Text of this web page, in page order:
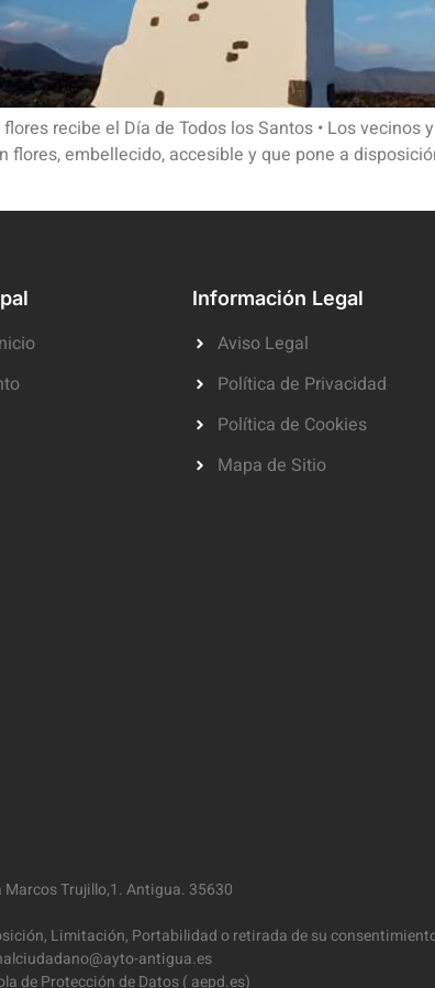
recibe el Día de Todos los Santos • Los
embellecido, accesible y que pone a
Información Legal
Aviso Legal
Política de Privacidad
Política de Cookies
Mapa de Sitio
Trujillo,1. Antigua. 35630
Limitación, Portabilidad o retirada de su
antigua.es
de Protección de Datos ( aepd.es)